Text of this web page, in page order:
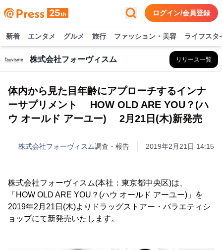
ログイン/会員登録
新着 エンタメ グルメ 旅行 ファッション・美容 ライフスタ
株式会社フォーヴィスム リリース一覧
体内から見た目年齢にアプローチするインナ
ーサプリメント HOW OLD ARE YOU？(ハ
ウ オールド アーユー) 2月21日(木)新発売
株式会社フォーヴィスム調査・報告 2019年2月21日 14:15
株式会社フォーヴィスム(本社：東京都中央区)は、
「HOW OLD ARE YOU？(ハウ オールド アーユー)」を
2019年2月21日(木)よりドラッグストアー・バラエティシ
ョップにて新発売いたします。